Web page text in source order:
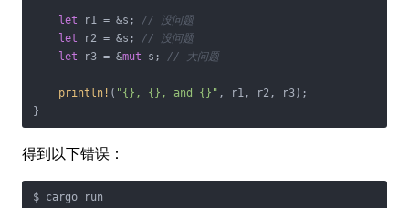
let r1 = &s; // 没问题
let r2 = &s; // 没问题
let r3 = &mut s; // 大问题
println! ( "{}, {}, and {}" , r1, r2, r3);
}
得到以下错误：
$ cargo run